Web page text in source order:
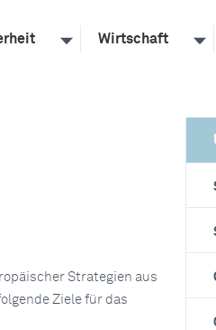
Wirtschaft
Strategien aus
Ziele für das